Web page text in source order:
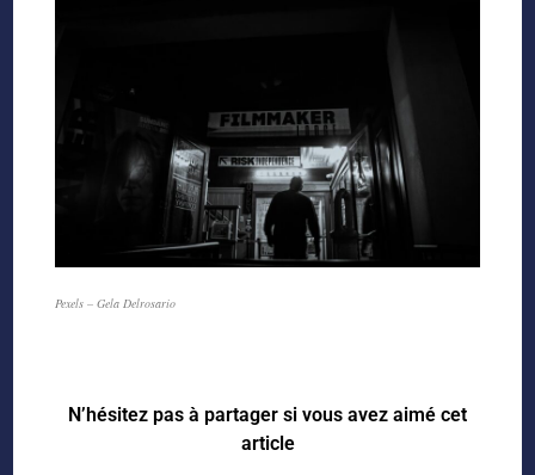
Pexels – Gela Delrosario
N’hésitez pas à partager si vous avez aimé cet
article